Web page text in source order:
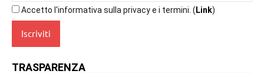
Accetto l'informativa sulla privacy e i termini. (Link)
TRASPARENZA